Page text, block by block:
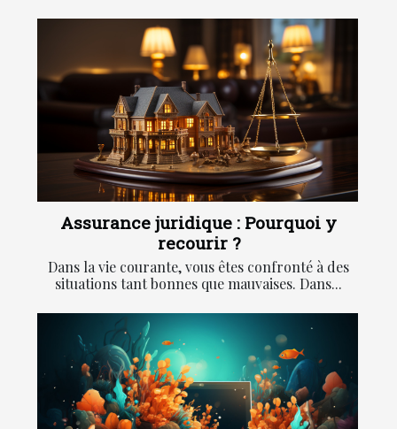
Assurance juridique : Pourquoi y
recourir ?
Dans la vie courante, vous êtes confronté à des
situations tant bonnes que mauvaises. Dans...